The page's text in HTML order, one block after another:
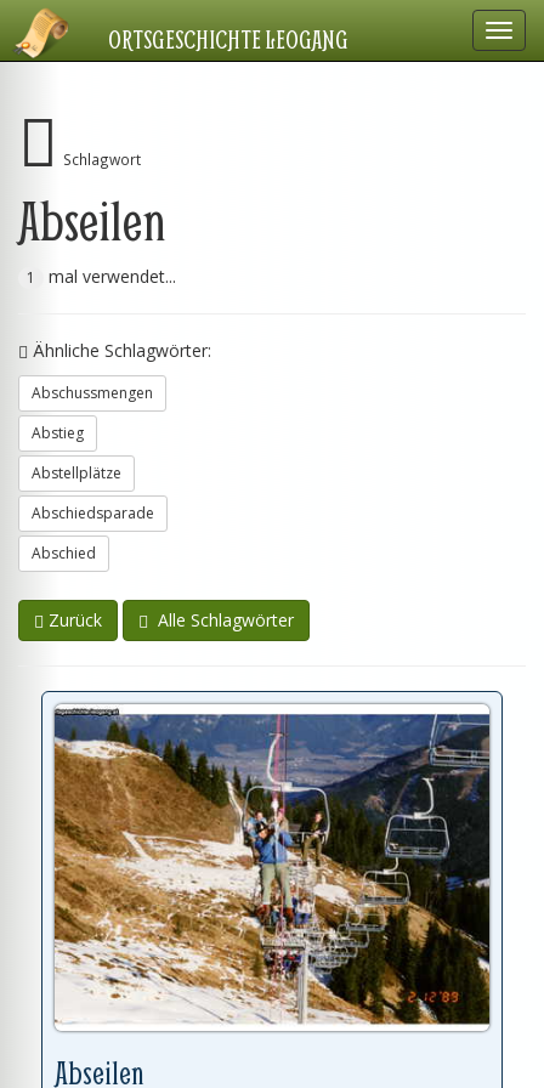
ORTSGESCHICHTE LEOGANG
Schlagwort
Abseilen
1 mal verwendet...
Ähnliche Schlagwörter:
Abschussmengen
Abstieg
Abstellplätze
Abschiedsparade
Abschied
Zurück Alle Schlagwörter
Abseilen